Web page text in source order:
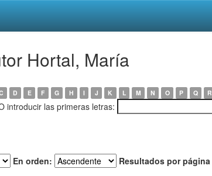
Hortal, María
D E F G H I J K L M N O P Q R
introducir las primeras letras:
En orden: Resultados por página